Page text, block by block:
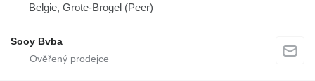
Belgie, Grote-Brogel (Peer)
Sooy Bvba